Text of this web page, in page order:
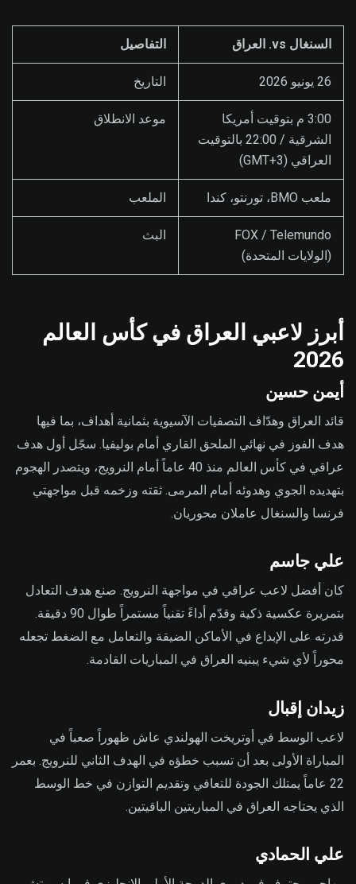
السنغال vs. العراق التفاصيل
26 يونيو 2026 التاريخ
3:00 م بتوقيت أمريكا
الشرقية / 22:00 بالتوقيت
العراقي (GMT+3)
موعد الانطلاق
ملعب BMO، تورنتو، كندا الملعب
FOX / Telemundo
(الولايات المتحدة)
البث
أبرز لاعبي العراق في كأس العالم
2026
أيمن حسين
قائد العراق وهدّاف التصفيات الآسيوية بثمانية أهداف، بما فيها
هدف الفوز في نهائي الملحق القاري أمام بوليفيا. سجّل أول هدف
عراقي في كأس العالم منذ 40 عاماً أمام النرويج، ويتصدر الهجوم
بتهديده الجوي وهدوئه أمام المرمى. ثقته وزخمه قبل مواجهتي
فرنسا والسنغال عاملان محوريان.
علي جاسم
كان أفضل لاعب عراقي في مواجهة النرويج. صنع هدف التعادل
بتمريرة عكسية ذكية وقدّم أداءً تقنياً مستمراً طوال 90 دقيقة.
قدرته على الإبداع في الأماكن الضيقة والتعامل مع الضغط تجعله
محوراً لأي شيء يبنيه العراق في المباريات القادمة.
زيدان إقبال
لاعب الوسط في أوتريخت الهولندي عاش ظهوراً صعباً في
المباراة الأولى بعد أن تسبب خطؤه في الهدف الثاني للنرويج. بعمر
22 عاماً يمتلك الجودة للتعافي وتقديم التوازن في خط الوسط
الذي يحتاجه العراق في المباريتين الباقيتين.
علي الحمادي